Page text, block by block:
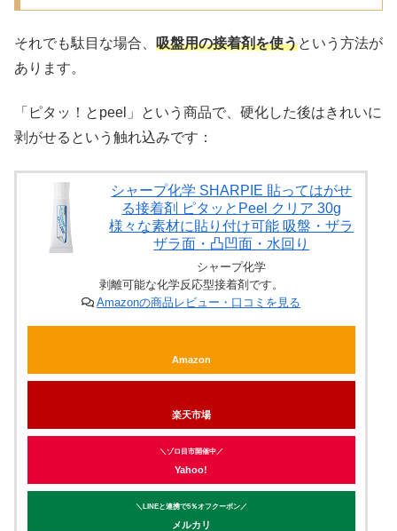
それでも駄目な場合、 吸盤用の接着剤を使うという方法が
あります。
「ピタッ！とpeel」という商品で、硬化した後はきれいに
剥がせるという触れ込みです：
シャープ化学 SHARPIE 貼ってはがせ
る接着剤 ピタッとPeel クリア 30g
様々な素材に貼り付け可能 吸盤・ザラ
ザラ面・凸凹面・水回り
シャープ化学
剥離可能な化学反応型接着剤です。
Amazonの商品レビュー・口コミを見る
Amazon
楽天市場
＼ゾロ目市開催中／
Yahoo!
＼LINEと連携で5％オフクーポン／
メルカリ